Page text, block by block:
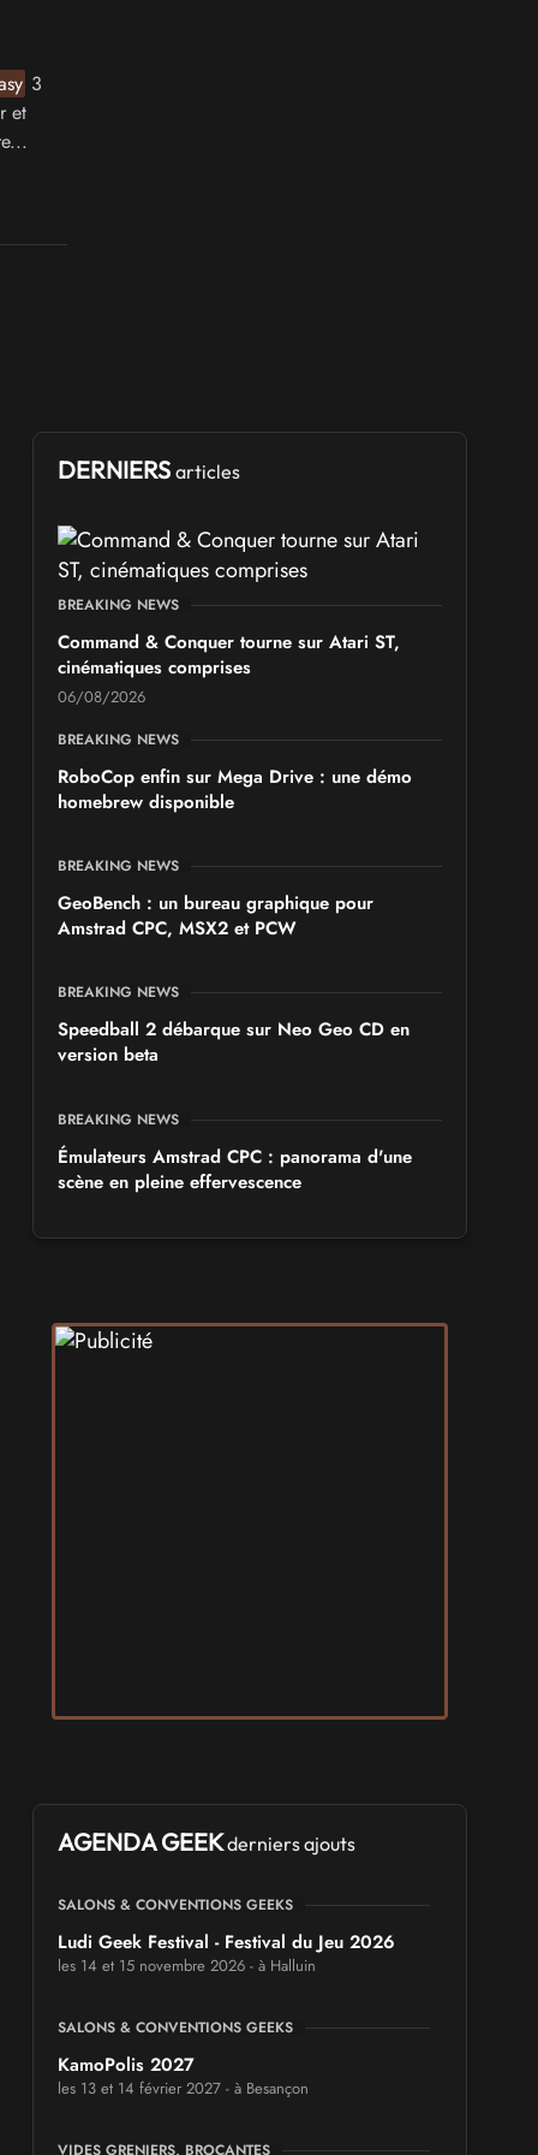
3
et
DERNIERSarticles
BREAKING NEWS
Command & Conquer tourne sur Atari ST,
cinématiques comprises
06/08/2026
BREAKING NEWS
RoboCop enfin sur Mega Drive : une démo
homebrew disponible
BREAKING NEWS
GeoBench : un bureau graphique pour
Amstrad CPC, MSX2 et PCW
BREAKING NEWS
Speedball 2 débarque sur Neo Geo CD en
version beta
BREAKING NEWS
Émulateurs Amstrad CPC : panorama d'une
scène en pleine effervescence
AGENDA GEEKderniers ajouts
SALONS & CONVENTIONS GEEKS
Ludi Geek Festival - Festival du Jeu 2026
les 14 et 15 novembre 2026 - à Halluin
SALONS & CONVENTIONS GEEKS
KamoPolis 2027
les 13 et 14 février 2027 - à Besançon
VIDES GRENIERS, BROCANTES